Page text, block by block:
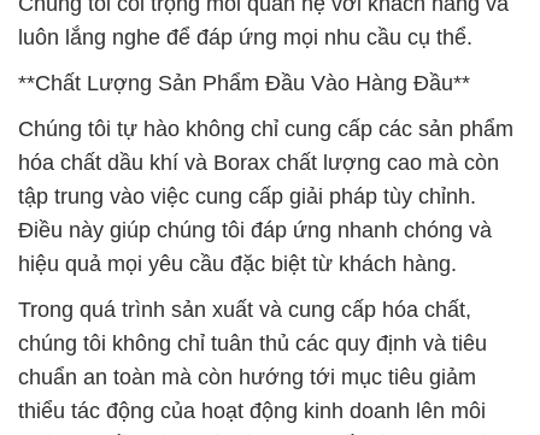
hóa chất dầu khí và Borax chất lượng cao mà còn
tập trung vào việc cung cấp giải pháp tùy chỉnh.
Điều này giúp chúng tôi đáp ứng nhanh chóng và
hiệu quả mọi yêu cầu đặc biệt từ khách hàng.
Trong quá trình sản xuất và cung cấp hóa chất,
chúng tôi không chỉ tuân thủ các quy định và tiêu
chuẩn an toàn mà còn hướng tới mục tiêu giảm
thiểu tác động của hoạt động kinh doanh lên môi
trường. Điều này phản ánh cam kết của chúng tôi
đối với bảo vệ môi trường và sự bền vững.
**Cam Kết Đối Với Khách Hàng**
Chúng tôi cam kết duy trì sự tin tưởng và uy tín, và